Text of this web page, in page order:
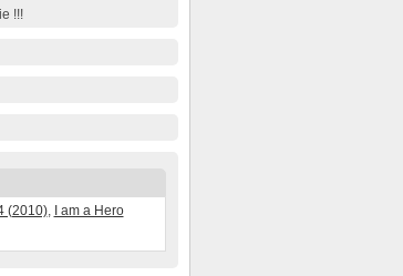
!!!
(2010),
I am a Hero